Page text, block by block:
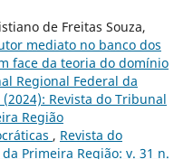
de Freitas Souza,
mediato no banco dos
face da teoria do domínio
Regional Federal da
Revista do Tribunal
Região
, Revista do
Primeira Região: v. 31 n.